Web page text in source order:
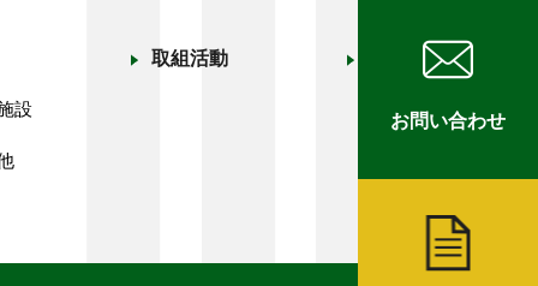
お問い合わせ
設
取組活動 採用情報
募集要項